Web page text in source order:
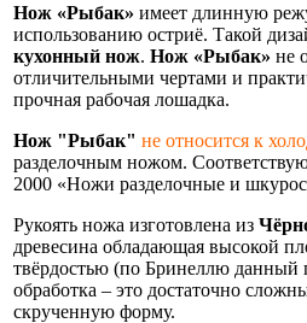
Нож «Рыбак» имеет длинную
использованию остриё. Такой
кухонный нож. Нож «Рыбак» не
отличительными чертами и
прочная рабочая лошадка.
Нож "Рыбак" не относится к
разделочным ножом.
2000 «Ножи разделочные и
Рукоять ножа изготовлена из
древесина обладающая высокой
твёрдостью (по Бринеллю данный
обработка – это достаточно
скрученную форму.